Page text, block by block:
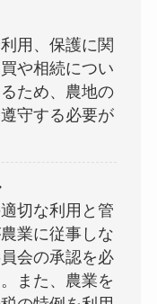
用、保護に関
や相続につい
ため、農地の
守する必要が
切な利用と管
業に従事しな
会の承認を必
また、農業を